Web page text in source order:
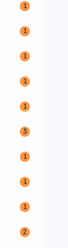
1
1
1
1
1
3
1
1
1
2